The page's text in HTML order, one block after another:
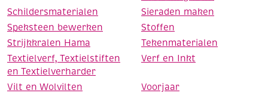
Schildersmaterialen
Sieraden maken
Speksteen bewerken
Stoffen
Strijkkralen Hama
Tekenmaterialen
Textielverf, Textielstiften
en Textielverharder
Verf en Inkt
Vilt en Wolvilten
Voorjaar